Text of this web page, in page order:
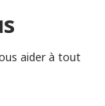
aider à tout